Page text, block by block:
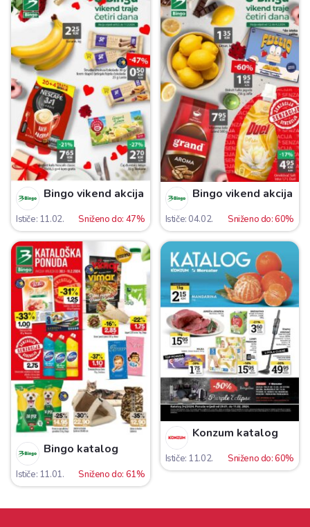
Bingo vikend akcija
Ističe: 11.02. Sniženo do: 47%
Bingo vikend akcija
Ističe: 04.02. Sniženo do: 60%
Bingo katalog
Ističe: 11.01. Sniženo do: 61%
Konzum katalog
Ističe: 11.02. Sniženo do: 60%